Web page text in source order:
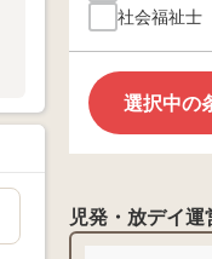
社会福祉士
選択中の
児発・放デイ